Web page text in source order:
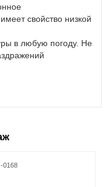
свойство низкой
в любую погоду. Не